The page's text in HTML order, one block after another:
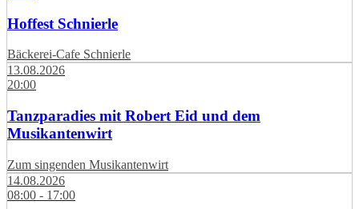
Hoffest Schnierle
Bäckerei-Cafe Schnierle
13.08.2026
20:00
Tanzparadies mit Robert Eid und dem
Musikantenwirt
Zum singenden Musikantenwirt
14.08.2026
08:00 - 17:00